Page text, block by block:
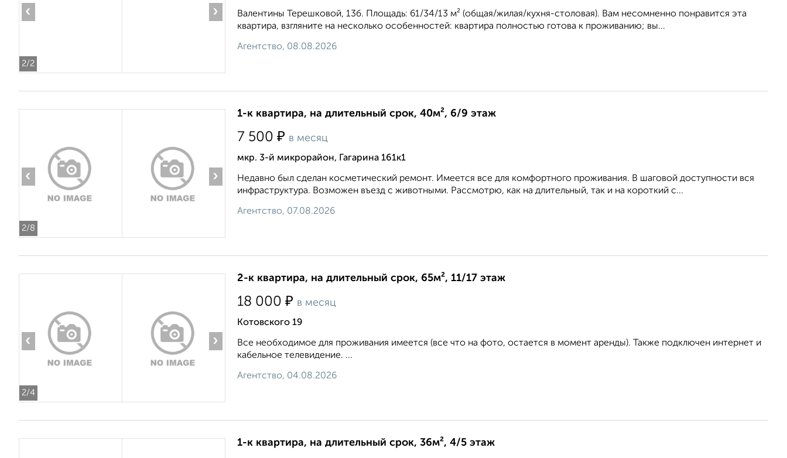
2/2
‹ ›
Валентины Терешковой, 13б. Площадь: 61/34/13 м² (общая/жилая/кухня-столовая). Вам несомненно понравится эта
квартира, взгляните на несколько особенностей: квартира полностью готова к проживанию; вы...
Агентство, 08.08.2026
2/8
‹ ›
1-к квартира, на длительный срок, 40м², 6/9 этаж
7 500 ₽ в месяц
мкр. 3-й микрорайон, Гагарина 161к1
Недавно был сделан косметический ремонт. Имеется все для комфортного проживания. В шаговой доступности вся
инфраструктура. Возможен въезд с животными. Рассмотрю, как на длительный, так и на короткий с...
Агентство, 07.08.2026
2/4
‹ ›
2-к квартира, на длительный срок, 65м², 11/17 этаж
18 000 ₽ в месяц
Котовского 19
Все необходимое для проживания имеется (все что на фото, остается в момент аренды). Также подключен интернет и
кабельное телевидение. ...
Агентство, 04.08.2026
1-к квартира, на длительный срок, 36м², 4/5 этаж